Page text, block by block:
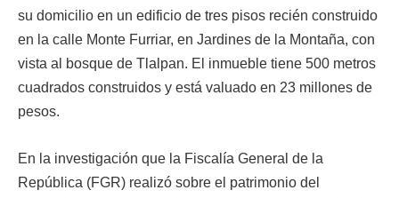
su domicilio en un edificio de tres pisos recién construido
en la calle Monte Furriar, en Jardines de la Montaña, con
vista al bosque de Tlalpan. El inmueble tiene 500 metros
cuadrados construidos y está valuado en 23 millones de
pesos.
En la investigación que la Fiscalía General de la
República (FGR) realizó sobre el patrimonio del